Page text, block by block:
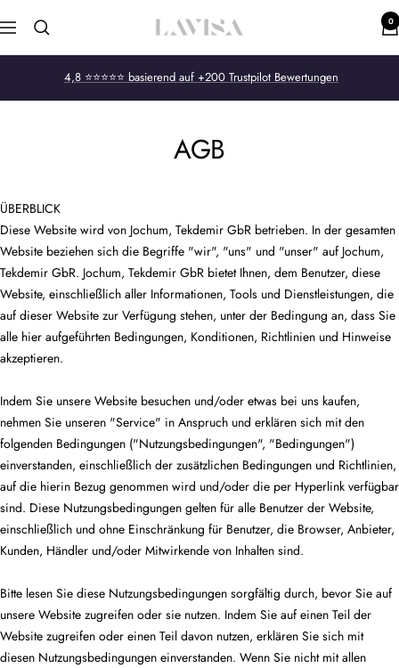
zum
Inhalt
Navigation LAVISA 0
4,8 ⭐⭐⭐⭐⭐ basierend auf +200 Trustpilot Bewertungen
AGB
ÜBERBLICK
Diese Website wird von Jochum, Tekdemir GbR betrieben. In der gesamten
Website beziehen sich die Begriffe "wir", "uns" und "unser" auf Jochum,
Tekdemir GbR. Jochum, Tekdemir GbR bietet Ihnen, dem Benutzer, diese
Website, einschließlich aller Informationen, Tools und Dienstleistungen, die
auf dieser Website zur Verfügung stehen, unter der Bedingung an, dass Sie
alle hier aufgeführten Bedingungen, Konditionen, Richtlinien und Hinweise
akzeptieren.
Indem Sie unsere Website besuchen und/oder etwas bei uns kaufen,
nehmen Sie unseren "Service" in Anspruch und erklären sich mit den
folgenden Bedingungen ("Nutzungsbedingungen", "Bedingungen")
einverstanden, einschließlich der zusätzlichen Bedingungen und Richtlinien,
auf die hierin Bezug genommen wird und/oder die per Hyperlink verfügbar
sind. Diese Nutzungsbedingungen gelten für alle Benutzer der Website,
einschließlich und ohne Einschränkung für Benutzer, die Browser, Anbieter,
Kunden, Händler und/oder Mitwirkende von Inhalten sind.
Bitte lesen Sie diese Nutzungsbedingungen sorgfältig durch, bevor Sie auf
unsere Website zugreifen oder sie nutzen. Indem Sie auf einen Teil der
Website zugreifen oder einen Teil davon nutzen, erklären Sie sich mit
diesen Nutzungsbedingungen einverstanden. Wenn Sie nicht mit allen